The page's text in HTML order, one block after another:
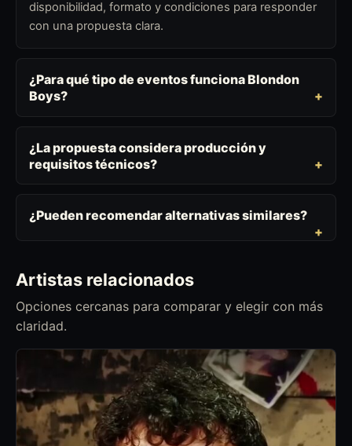
disponibilidad, formato y condiciones para responder
con una propuesta clara.
¿Para qué tipo de eventos funciona Blondon
Boys?
¿La propuesta considera producción y
requisitos técnicos?
¿Pueden recomendar alternativas similares?
Artistas relacionados
Opciones cercanas para comparar y elegir con más
claridad.